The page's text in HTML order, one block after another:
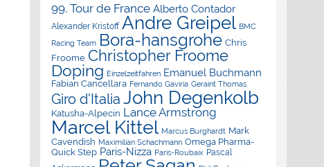
99. Tour de France Alberto Contador
Alexander Kristoff Andre Greipel BMC
Racing Team Bora-hansgrohe Chris
Froome Christopher Froome
Doping Einzelzeitfahren Emanuel Buchmann
Fabian Cancellara Fernando Gaviria Geraint Thomas
Giro d'Italia John Degenkolb
Katusha-Alpecin Lance Armstrong
Marcel Kittel Marcus Burghardt Mark
Cavendish Maximilian Schachmann Omega Pharma-
Quick Step Paris-Nizza Paris-Roubaix Pascal